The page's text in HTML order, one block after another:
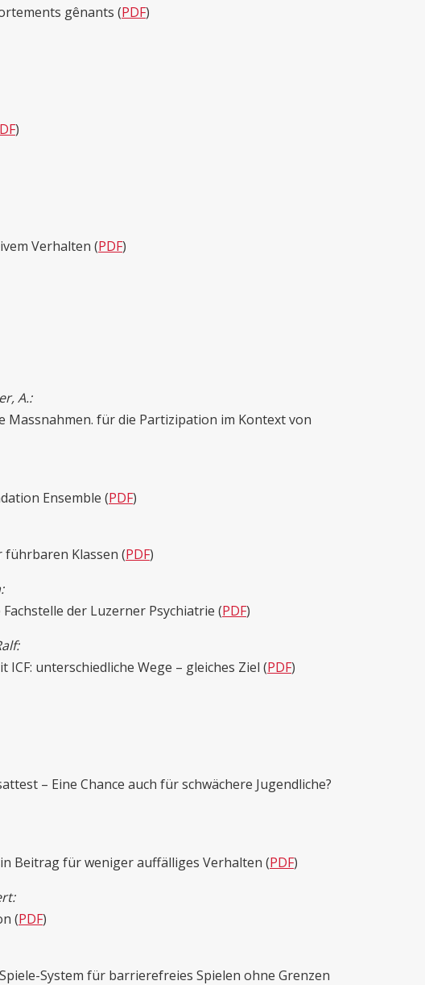
gênants (PDF)
)
Verhalten (PDF)
A.:
Massnahmen. für die Partizipation im Kontext von
Ensemble (PDF)
Klassen (PDF)
der Luzerner Psychiatrie (PDF)
unterschiedliche Wege – gleiches Ziel (PDF)
– Eine Chance auch für schwächere Jugendliche?
Beitrag für weniger auffälliges Verhalten (PDF)
(PDF)
System für barrierefreies Spielen ohne Grenzen